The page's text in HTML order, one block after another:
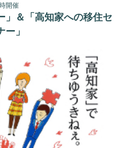
開催
」＆「高知家への移住セ
ー」